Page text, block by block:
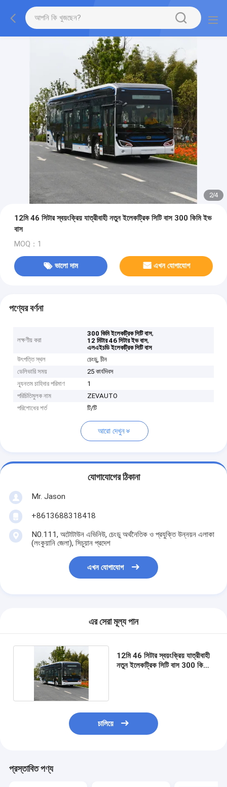
2/4
12মি 46 সিটার স্বয়ংক্রিয় যাত্রীবাহী নতুন ইলেকট্রিক সিটি বাস 300 কিমি ইভ
বাস
MOQ：1
ভালো দাম এখন যোগাযোগ
পণ্যের বর্ণনা
লক্ষণীয় করা
300 কিমি ইলেকট্রিক সিটি বাস,
12 মিটার 46 সিটার ইভ বাস,
এলএইচডি ইলেকট্রিক সিটি বাস
উৎপত্তি স্থল
চেংডু, চীন
ডেলিভারি সময়
25 কার্যদিবস
ন্যূনতম চাহিদার পরিমাণ
1
পরিচিতিমুলক নাম
ZEVAUTO
পরিশোধের শর্ত
টি/টি
আরো দেখুন
যোগাযোগের ঠিকানা
Mr. Jason
+8613688318418
N0.111, অটোটাউন এভিনিউ, চেংডু অর্থনৈতিক ও প্রযুক্তি উন্নয়ন এলাকা
(লংকুয়ানি জেলা), সিচুয়ান প্রদেশ
এখন যোগাযোগ
এর সেরা মূল্য পান
12মি 46 সিটার স্বয়ংক্রিয় যাত্রীবাহী
নতুন ইলেকট্রিক সিটি বাস 300 কিমি
চালিয়ে
প্রস্তাবিত পণ্য